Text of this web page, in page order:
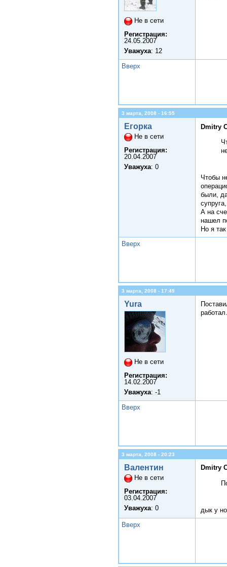
Не в сети
Регистрация:
24.05.2007
Уважуха: 12
Вверх
3 марта, 2008 - 16:55
Егорка
Не в сети
Регистрация:
20.04.2007
Уважуха: 0
Dmitry
Чтобы
были,
А на
нашел
Но я
Вверх
3 марта, 2008 - 17:49
Yura
Не в сети
Регистрация:
14.02.2007
Уважуха: -1
работал.
Вверх
3 марта, 2008 - 20:23
Валентин
Не в сети
Регистрация:
03.04.2007
Уважуха: 0
Dmitry
дык у
Вверх